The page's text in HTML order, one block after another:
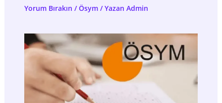
Yorum Bırakın /Ösym/ Yazan Admin